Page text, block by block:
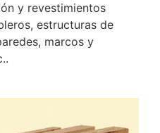
y revestimientos
estructuras de
marcos y